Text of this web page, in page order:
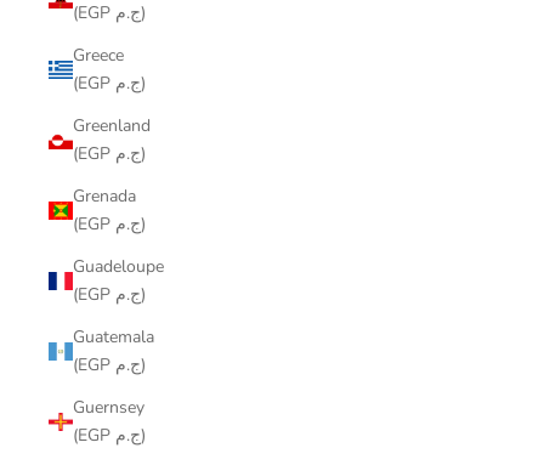
(EGP ج.م)
Greece
(EGP ج.م)
Greenland
(EGP ج.م)
Grenada
(EGP ج.م)
Guadeloupe
(EGP ج.م)
Guatemala
(EGP ج.م)
Guernsey
(EGP ج.م)